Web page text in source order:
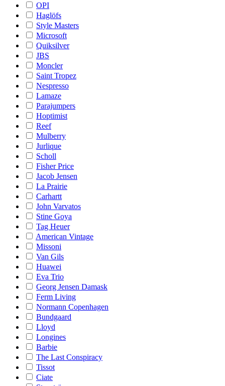
OPI
Haglöfs
Style Masters
Microsoft
Quiksilver
JBS
Moncler
Saint Tropez
Nespresso
Lamaze
Parajumpers
Hoptimist
Reef
Mulberry
Jurlique
Scholl
Fisher Price
Jacob Jensen
La Prairie
Carhartt
John Varvatos
Stine Goya
Tag Heuer
American Vintage
Missoni
Van Gils
Huawei
Eva Trio
Georg Jensen Damask
Ferm Living
Normann Copenhagen
Bundgaard
Lloyd
Longines
Barbie
The Last Conspiracy
Tissot
Ciate